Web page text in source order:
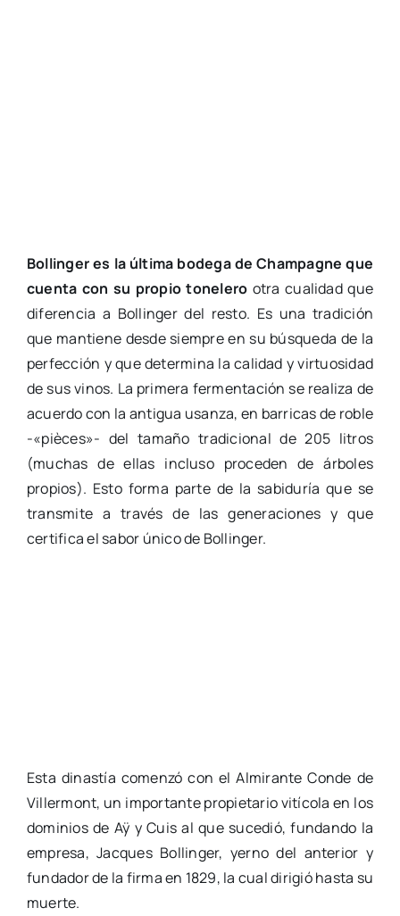
Bollinger es la última bodega de Champagne que
cuenta con su propio tonelero otra cualidad que
diferencia a Bollinger del resto. Es una tradición
que mantiene desde siempre en su búsqueda de la
perfección y que determina la calidad y virtuosidad
de sus vinos. La primera fermentación se realiza de
acuerdo con la antigua usanza, en barricas de roble
-«pièces»- del tamaño tradicional de 205 litros
(muchas de ellas incluso proceden de árboles
propios). Esto forma parte de la sabiduría que se
transmite a través de las generaciones y que
certifica el sabor único de Bollinger.
Esta dinastía comenzó con el Almirante Conde de
Villermont, un importante propietario vitícola en los
dominios de Aÿ y Cuis al que sucedió, fundando la
empresa, Jacques Bollinger, yerno del anterior y
fundador de la firma en 1829, la cual dirigió hasta su
muerte.